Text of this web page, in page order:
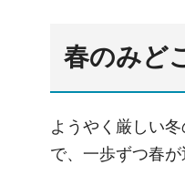
春のみど
ようやく厳しい
で、一歩ずつ春が